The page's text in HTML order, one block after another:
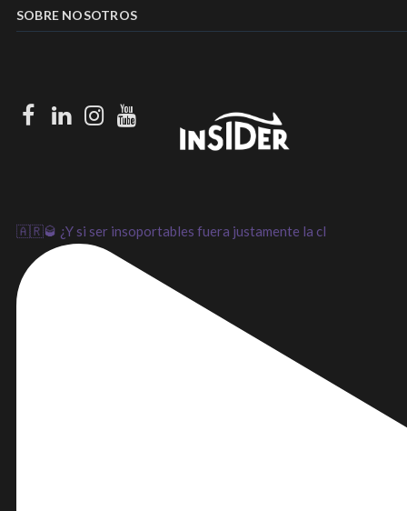
SOBRE NOSOTROS
Facebook
LinkedIn
Instagram
Youtube
🇦🇷🥃 ¿Y si ser insoportables fuera justamente la cl